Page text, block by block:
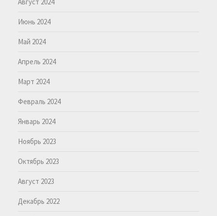
Июнь 2024
Май 2024
Апрель 2024
Март 2024
Февраль 2024
Январь 2024
Ноябрь 2023
Октябрь 2023
Август 2023
Декабрь 2022